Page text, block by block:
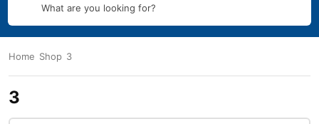
What are you looking for?
Home Shop 3
3